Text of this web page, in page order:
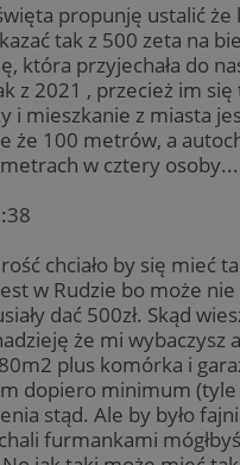
propunję ustalić że
tak z 500 zeta na
która przyjechała do
z 2021 , przecież im
i mieszkanie z miasta
że 100 metrów, a
w cztery osoby...
chciało by się mieć
w Rudzie bo może
dać 500zł. Skąd
że mi wybaczysz
plus komórka i
dopiero minimum
stąd. Ale by było
furmankami